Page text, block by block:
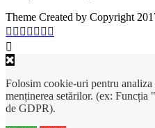
Theme Created by Copyright
Folosim cookie-uri pentru
menținerea setărilor. (ex: Funcția
de GDPR).